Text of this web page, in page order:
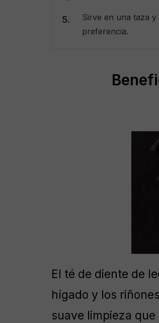
Sirve en una taza
preferencia.
El té de diente de
hígado y los
suave limpieza que